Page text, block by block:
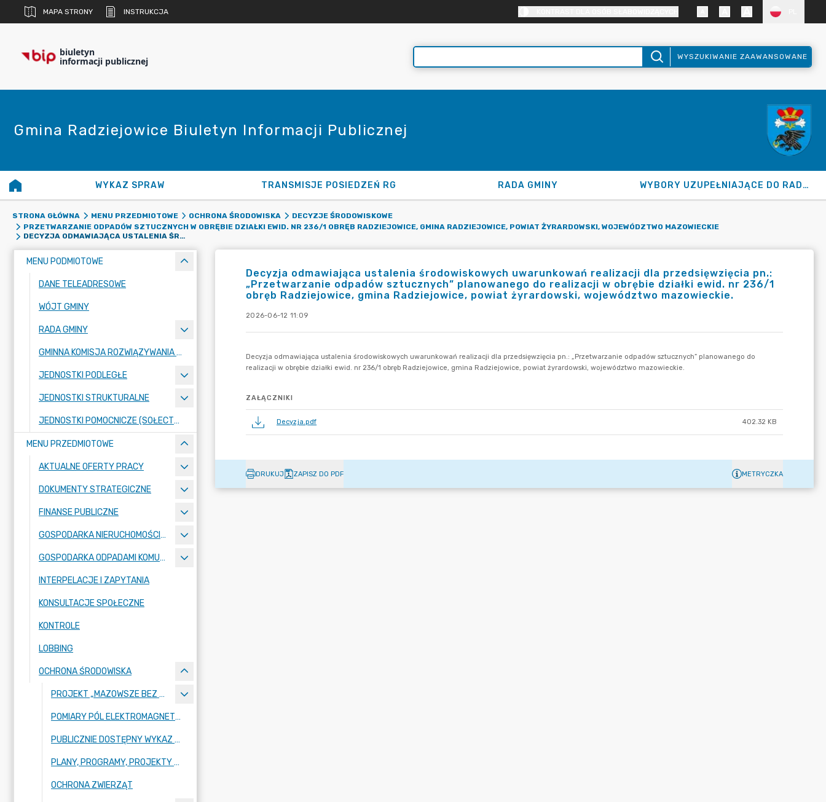
MAPA STRONY INSTRUKCJA
biuletyn
informacji publicznej WYSZUKIWANIE ZAAWANSOWANE
Gmina Radziejowice Biuletyn Informacji Publicznej
WYKAZ SPRAW TRANSMISJE POSIEDZEŃ RG RADA GMINY WYBORY UZUPEŁNIAJĄCE DO RADY GMINY 2026
STRONA GŁÓWNA MENU PRZEDMIOTOWE OCHRONA ŚRODOWISKA
DECYZJE ŚRODOWISKOWE
PRZETWARZANIE ODPADÓW SZTUCZNYCH W OBRĘBIE DZIAŁKI EWID. NR 236/1 OBRĘB RADZIEJOWICE, GMINA RADZIEJOWICE, POWIAT ŻYRARDOWSKI, WOJEWÓDZTWO MAZOWIECKIE
DECYZJA ODMAWIAJĄCA USTALENIA ŚRODOWISKOWYCH UWARUNKOWAŃ REALIZACJI DLA PRZEDSIĘWZIĘCIA PN.: „PRZETWARZANIE ODPADÓW SZTUCZNYCH” PLANOWANEGO DO REALIZACJI W OBRĘBIE DZIAŁKI EWID. NR 236/1 OBRĘB RADZIEJOWICE, GMINA RADZIEJOWICE, POWIAT ŻYRARDOWSKI, WOJEWÓDZTWO MAZOWIECKIE.
MENU PODMIOTOWE
DANE TELEADRESOWE
WÓJT GMINY
RADA GMINY
GMINNA KOMISJA ROZWIĄZYWANIA PROBLEMÓW ALKOHOLOWYCH
JEDNOSTKI PODLEGŁE
JEDNOSTKI STRUKTURALNE
JEDNOSTKI POMOCNICZE (SOŁECTWA)
MENU PRZEDMIOTOWE
AKTUALNE OFERTY PRACY
DOKUMENTY STRATEGICZNE
FINANSE PUBLICZNE
GOSPODARKA NIERUCHOMOŚCIAMI
GOSPODARKA ODPADAMI KOMUNALNYMI
INTERPELACJE I ZAPYTANIA
KONSULTACJE SPOŁECZNE
KONTROLE
LOBBING
OCHRONA ŚRODOWISKA
PROJEKT „MAZOWSZE BEZ SMOGU
POMIARY PÓL ELEKTROMAGNETYCZNYCH
PUBLICZNIE DOSTĘPNY WYKAZ DANYCH O ŚRODOWISKU
PLANY, PROGRAMY, PROJEKTY Z ZAKRESU OCHRONY ŚRODOWISKA
OCHRONA ZWIERZĄT
Decyzja odmawiająca ustalenia środowiskowych uwarunkowań realizacji dla przedsięwzięcia pn.:
„Przetwarzanie odpadów sztucznych” planowanego do realizacji w obrębie działki ewid. nr 236/1
obręb Radziejowice, gmina Radziejowice, powiat żyrardowski, województwo mazowieckie.
2026-06-12 11:09
ZAŁĄCZNIKI
Decyzja.pdf 402.32 KB
DRUKUJ ZAPISZ DO PDF METRYCZKA